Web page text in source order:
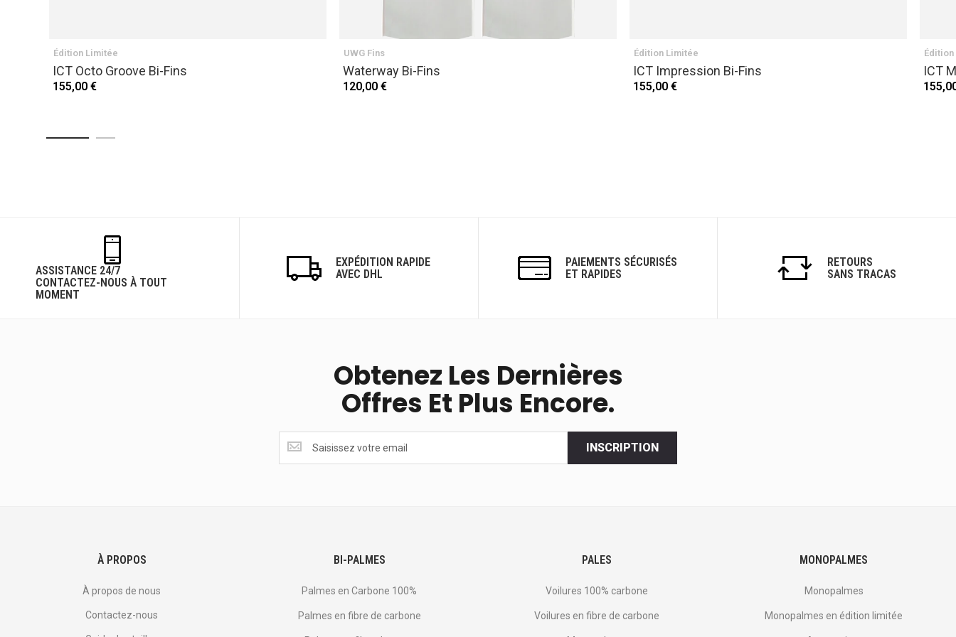
Édition Limitée
ICT Octo Groove Bi-Fins
155,00 €
UWG Fins
Waterway Bi-Fins
120,00 €
Édition Limitée
ICT Impression Bi-Fins
155,00 €
ICT
ASSISTANCE 24/7
CONTACTEZ-NOUS À TOUT
MOMENT
EXPÉDITION RAPIDE
AVEC DHL
PAIEMENTS SÉCURISÉS
ET RAPIDES
RETOURS
SANS TRACAS
Obtenez Les Dernières
Offres Et Plus Encore.
les
dernières
INSCRIPTION
À PROPOS
À propos de nous
Contactez-nous
BI-PALMES
Palmes en Carbone 100%
Palmes en fibre de carbone
PALES
Voilures 100% carbone
Voilures en fibre de carbone
MONOPALMES
Monopalmes
Monopalmes en édition limitée